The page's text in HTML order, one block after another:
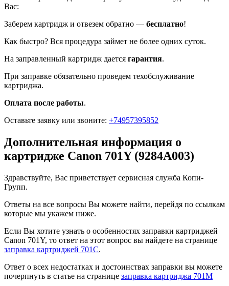
Вас:
Заберем картридж и отвезем обратно — бесплатно!
Как быстро? Вся процедура займет не более одних суток.
На заправленный картридж дается гарантия.
При заправке обязательно проведем техобслуживание
картриджа.
Оплата после работы.
Оставьте заявку или звоните: +74957395852
Дополнительная информация о
картридже Canon 701Y (9284A003)
Здравствуйте, Вас приветствует сервисная служба Копи-
Групп.
Ответы на все вопросы Вы можете найти, перейдя по ссылкам
которые мы укажем ниже.
Если Вы хотите узнать о особенностях заправки картриджей
Canon 701Y, то ответ на этот вопрос вы найдете на странице
заправка картриджей 701C.
Ответ о всех недостатках и достоинствах заправки вы можете
почерпнуть в статье на странице заправка картриджа 701M